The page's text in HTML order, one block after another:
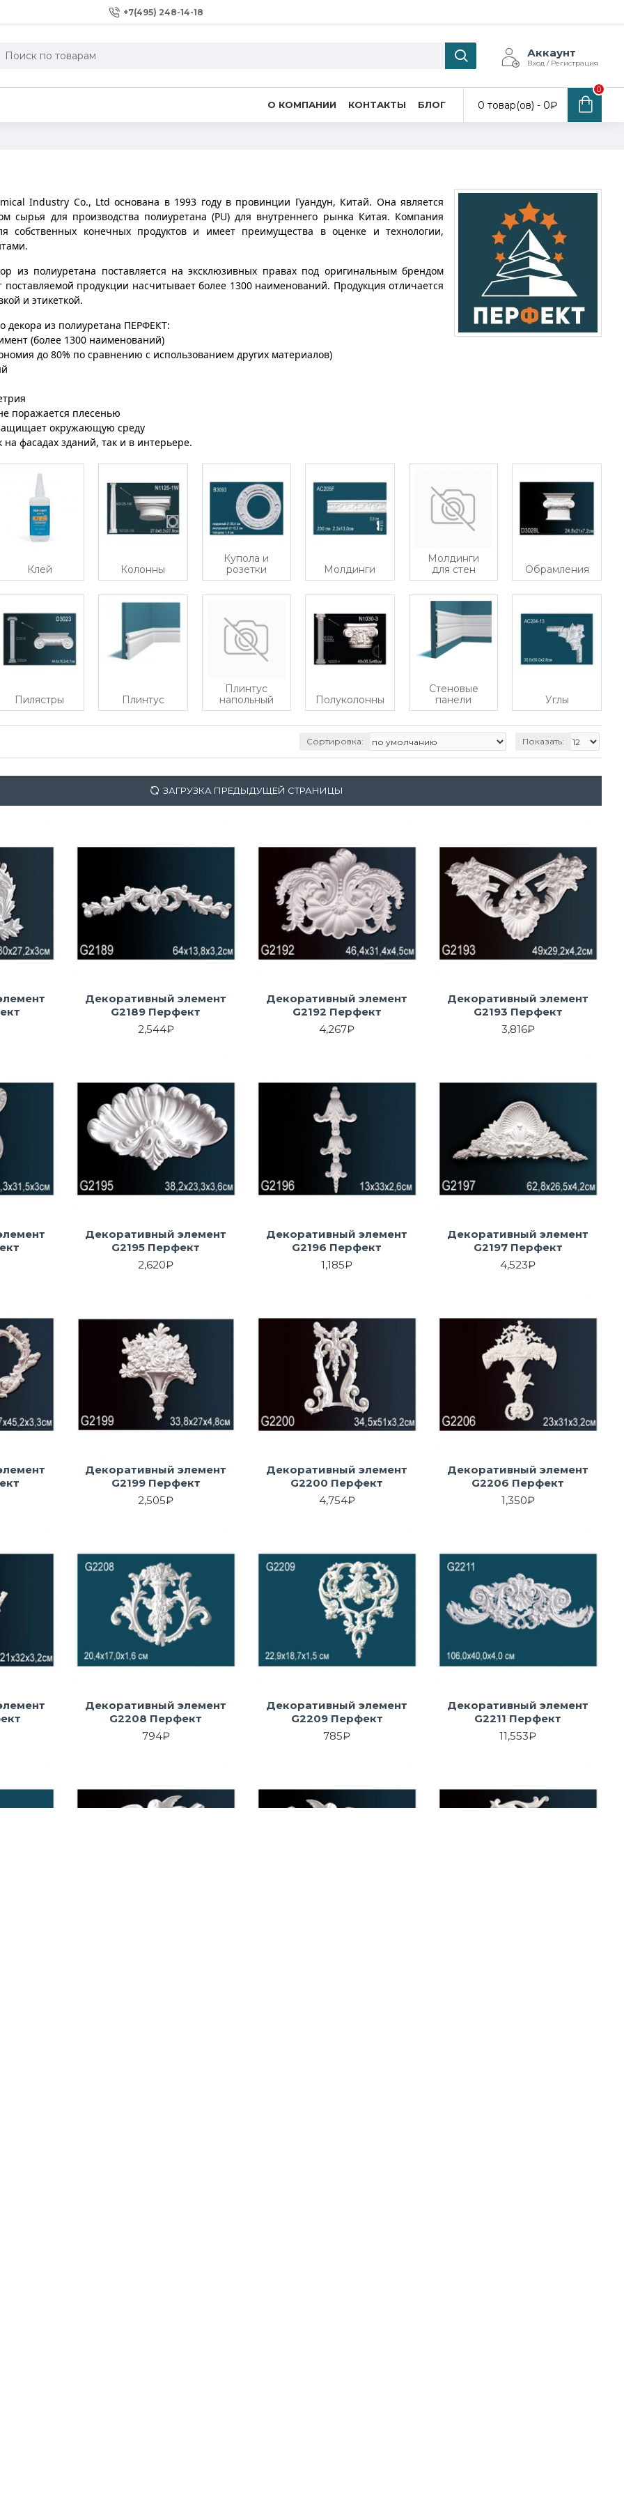
+7(495) 248-14-18
Аккаунт
Вход / Регистрация
О КОМПАНИИ КОНТАКТЫ БЛОГ 0 товар(ов) - 0₽
0
Industry Co., Ltd основана в 1993 году в провинции Гуандун, Китай. Она является
сырья для производства полиуретана (PU) для внутреннего рынка Китая. Компания
собственных конечных продуктов и имеет преимущества в оценке и технологии,
из полиуретана поставляется на эксклюзивных правах под оригинальным брендом
продукции насчитывает более 1300 наименований. Продукция отличается
и этикеткой.
декора из полиуретана ПЕРФЕКТ:
(более 1300 наименований)
до 80% по сравнению с использованием других материалов)
поражается плесенью
окружающую среду
на фасадах зданий, так и в интерьере.
Клей Колонны
Купола и
розетки
Молдинги
Молдинги
для стен
Обрамления
Пилястры Плинтус
Плинтус
напольный
Полуколонны
Стеновые
панели
Углы
Сортировка: Показать:
ЗАГРУЗКА ПРЕДЫДУЩЕЙ СТРАНИЦЫ
Декоративный элемент
G2189 Перфект
2,544₽
Декоративный элемент
G2192 Перфект
4,267₽
Декоративный элемент
G2193 Перфект
3,816₽
Декоративный элемент
G2195 Перфект
2,620₽
Декоративный элемент
G2196 Перфект
1,185₽
Декоративный элемент
G2197 Перфект
4,523₽
Декоративный элемент
G2199 Перфект
2,505₽
Декоративный элемент
G2200 Перфект
4,754₽
Декоративный элемент
G2206 Перфект
1,350₽
Декоративный элемент
G2208 Перфект
794₽
Декоративный элемент
G2209 Перфект
785₽
Декоративный элемент
G2211 Перфект
11,553₽